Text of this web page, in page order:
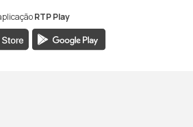
1
Antena 1
Antena 1
RTP Play